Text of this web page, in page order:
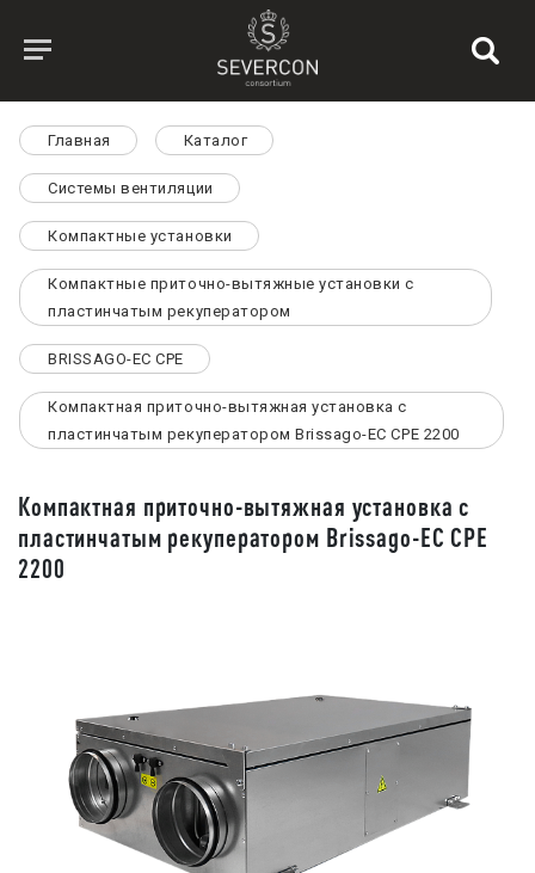
Главная Каталог
Системы вентиляции
Компактные установки
Компактные приточно-вытяжные установки с
пластинчатым рекуператором
BRISSAGO-EC CPE
Компактная приточно-вытяжная установка с
пластинчатым рекуператором Brissago-EC CPE 2200
Компактная приточно-вытяжная установка с
пластинчатым рекуператором Brissago-EC CPE
2200